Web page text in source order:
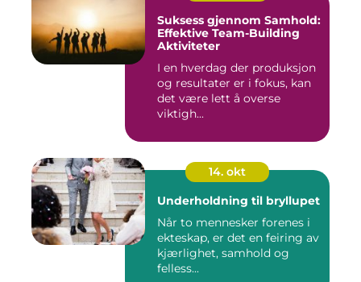
Suksess gjennom Samhold:
Effektive Team-Building
Aktiviteter
I en hverdag der produksjon
og resultater er i fokus, kan
det være lett å overse
viktigh...
14. okt
Underholdning til bryllupet
Når to mennesker forenes i
ekteskap, er det en feiring av
kjærlighet, samhold og
felless...